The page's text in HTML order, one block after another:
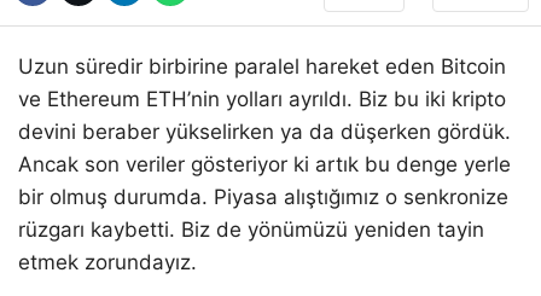
Uzun süredir birbirine paralel hareket eden Bitcoin
ve Ethereum ETH’nin yolları ayrıldı. Biz bu iki kripto
devini beraber yükselirken ya da düşerken gördük.
Ancak son veriler gösteriyor ki artık bu denge yerle
bir olmuş durumda. Piyasa alıştığımız o senkronize
rüzgarı kaybetti. Biz de yönümüzü yeniden tayin
etmek zorundayız.